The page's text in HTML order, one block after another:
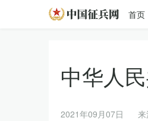
首页
中华人
2021年09月07日